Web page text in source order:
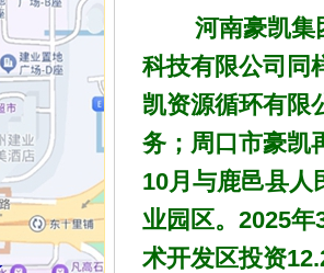
河南豪凯集
科技有限公司同
凯资源循环有限
务；周口市豪凯
10月与鹿邑县人
业园区。 2025年
术开发区投资